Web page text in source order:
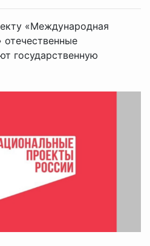
«Международная
отечественные
государственную